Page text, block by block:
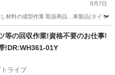
8月7日
し材料の成型作業 取扱商品…車製品(タイ
4勤2休
等の回収作業!資格不要のお仕事!
!DR:WH361-01Y
ライブ